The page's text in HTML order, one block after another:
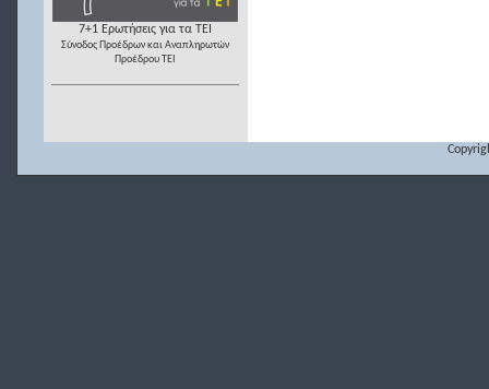
7+1 Ερωτήσεις για τα ΤΕΙ
Σύνοδος Προέδρων και Αναπληρωτών
Προέδρου ΤΕΙ